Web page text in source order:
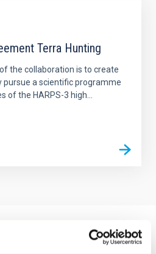
Terra Hunting
the collaboration is to create
pursue a scientific programme
of the HARPS-3 high...